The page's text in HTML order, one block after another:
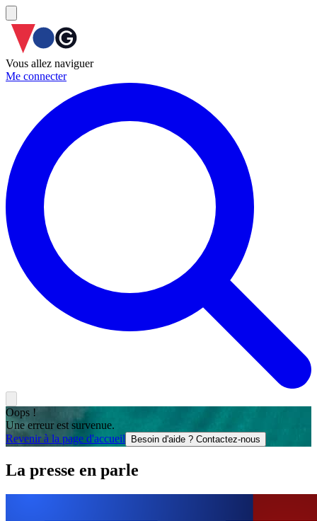
Vous allez naviguer
Me connecter
Oops !
Une erreur est survenue.
Revenir à la page d'accueil
Besoin d'aide ? Contactez-nous
La presse en parle